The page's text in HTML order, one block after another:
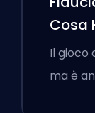
Cosa
una
Il gioco
ma è